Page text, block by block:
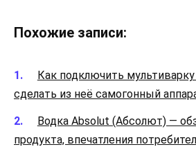
Похожие записи:
Как подключить
сделать из неё самогонный
Водка Absolut (Абсолют) —
продукта, впечатления